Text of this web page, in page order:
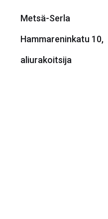
Metsä-Serla
Hammareninkatu 10,
aliurakoitsija